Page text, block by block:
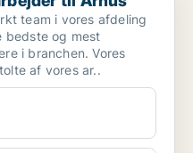
team i vores afdeling
bedste og mest
Vores
af vores ar..